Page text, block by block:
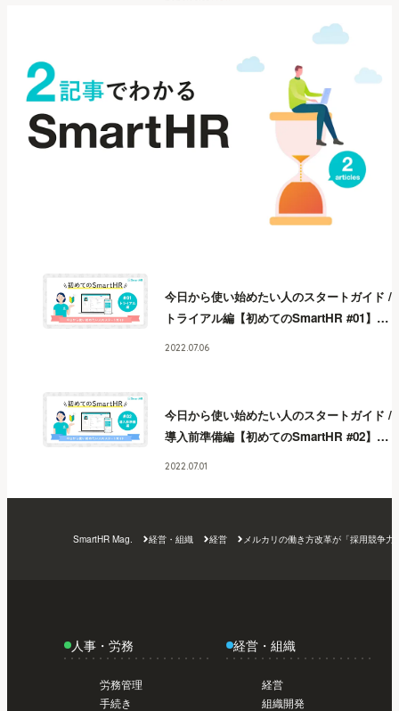
今日から使い始めたい人のスタートガイド /
トライアル編【初めてのSmartHR #01】 今
日から使い始めたい人のスタートガイド /
トライアル編【初めてのSmartHR #01】 今
日から使い始めたい人のスタートガイド /
トライアル編【初めてのSmartHR #01】
2022.07.06
今日から使い始めたい人のスタートガイド /
導入前準備編【初めてのSmartHR #02】 今
日から使い始めたい人のスタートガイド /
日から使い始めたい人のスタートガイド /
導入前準備編【初めてのSmartHR #02】
導入前準備編【初めてのSmartHR #02】
2022.07.01
SmartHR Mag. 経営・組織 経営 メルカリの働き方改革が「採用競争
人事・労務
労務管理
手続き
経営・組織
経営
組織開発